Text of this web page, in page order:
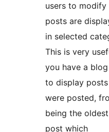
users to
posts are
in selected
This is very
you have a
to display
were posted,
being the
post which